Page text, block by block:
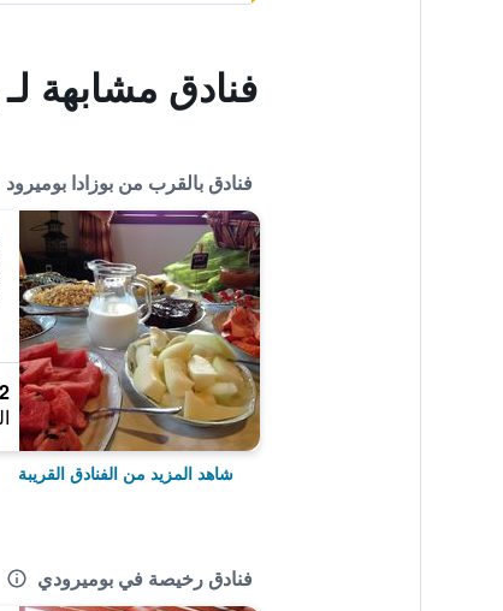
فنادق مشابهة لـ
فنادق بالقرب من بوزادا بوميرود
شاهد المزيد من الفنادق القريبة
فنادق رخيصة في بوميرودي